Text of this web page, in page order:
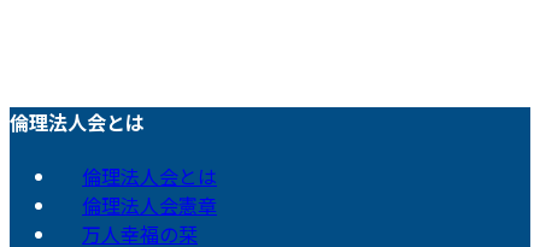
倫理法人会とは
倫理法人会とは
倫理法人会憲章
万人幸福の栞